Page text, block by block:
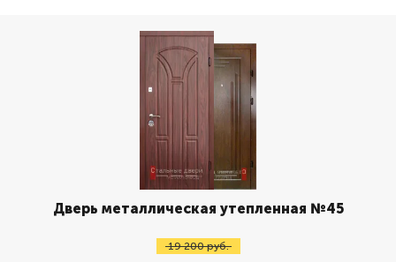
Дверь металлическая утепленная №45
19 200 руб.